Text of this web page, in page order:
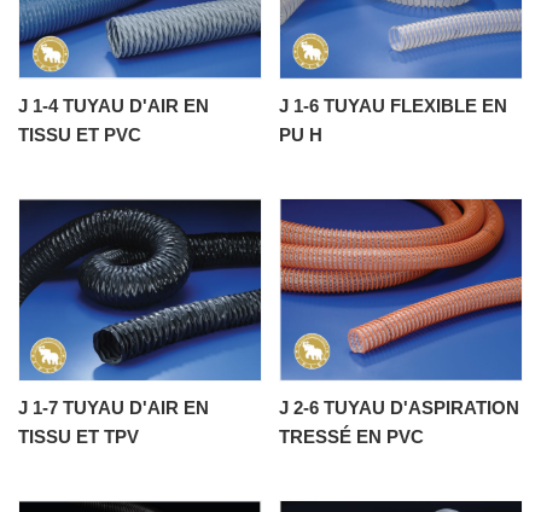
J 1-4 TUYAU D'AIR EN
TISSU ET PVC
J 1-6 TUYAU FLEXIBLE EN
PU H
J 1-7 TUYAU D'AIR EN
TISSU ET TPV
J 2-6 TUYAU D'ASPIRATION
TRESSÉ EN PVC